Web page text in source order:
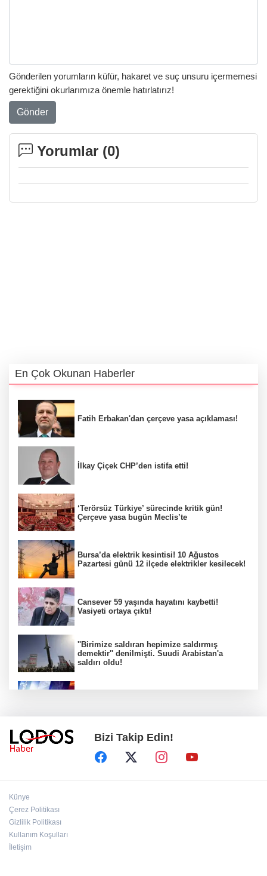
Gönderilen yorumların küfür, hakaret ve suç unsuru içermemesi
gerektiğini okurlarımıza önemle hatırlatırız!
Gönder
Yorumlar (0)
En Çok Okunan Haberler
Fatih Erbakan'dan çerçeve yasa açıklaması!
İlkay Çiçek CHP’den istifa etti!
‘Terörsüz Türkiye’ sürecinde kritik gün!
Çerçeve yasa bugün Meclis’te
Bursa’da elektrik kesintisi! 10 Ağustos
Pazartesi günü 12 ilçede elektrikler kesilecek!
Cansever 59 yaşında hayatını kaybetti!
Vasiyeti ortaya çıktı!
''Birimize saldıran hepimize saldırmış
demektir'' denilmişti. Suudi Arabistan'a
saldırı oldu!
Bursa Festivali’nde Mustafa Keser rüzgarı:
Unutulmaz bir gece!
Bizi Takip Edin!
Künye
Çerez Politikası
Gizlilik Politikası
Kullanım Koşulları
İletişim